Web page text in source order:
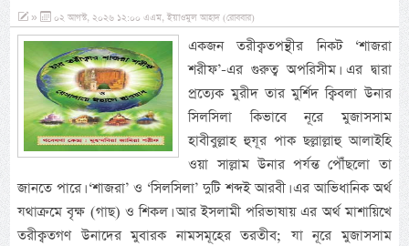
» ০২ আগস্ট, ২০২৬ ১২:০০ এএম, ইয়াওমুল আহাদ (রোববার)
একজন তরীক্বতপন্থীর নিকট ‘শাজরা
শরীফ’-এর গুরুত্ব অপরিসীম। এর দ্বারা
প্রত্যেক মুরীদ তার মুর্শিদ ক্বিবলা উনার
সিলসিলা কিভাবে নূরে মুজাসসাম
হাবীবুল্লাহ হুযূর পাক ছল্লাল্লাহু আলাইহি
ওয়া সাল্লাম উনার পর্যন্ত পৌঁছলো তা
জানতে পারে। ‘শাজরা’ ও ‘সিলসিলা’ দুটি শব্দই আরবী। এর আভিধানিক অর্থ
যথাক্রমে বৃক্ষ (গাছ) ও শিকল। আর ইসলামী পরিভাষায় এর অর্থ মাশায়িখে
তরীক্বতগণ উনাদের মুবারক নামসমূহের তরতীব; যা নূরে মুজাসসাম